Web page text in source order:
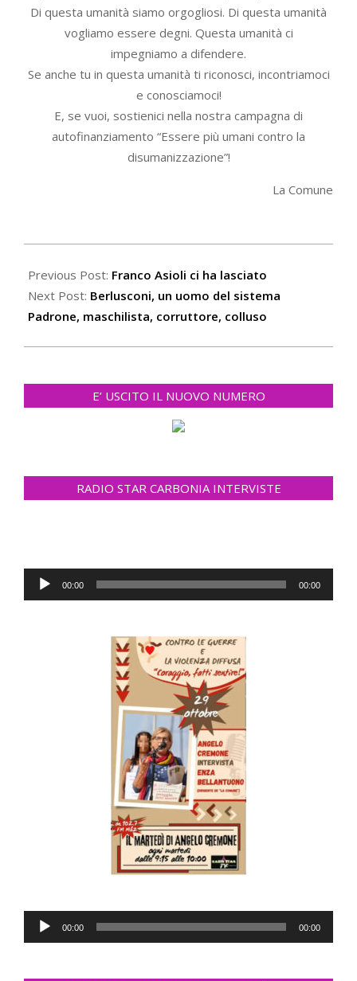
Di questa umanità siamo orgogliosi. Di questa umanità
vogliamo essere degni. Questa umanità ci
impegniamo a difendere.
Se anche tu in questa umanità ti riconosci, incontriamoci
e conosciamoci!
E, se vuoi, sostienici nella nostra campagna di
autofinanziamento “Essere più umani contro la
disumanizzazione”!
La Comune
06-
12
Previous Post: Franco Asioli ci ha lasciato
Next Post: Berlusconi, un uomo del sistema
Padrone, maschilista, corruttore, colluso
E’ USCITO IL NUOVO NUMERO
RADIO STAR CARBONIA INTERVISTE
Audio
Player
00:00 00:00
Audio
Player
00:00 00:00